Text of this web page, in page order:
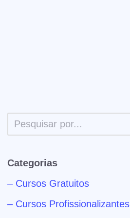
Categorias
– Cursos Gratuitos
– Cursos Profissionalizantes